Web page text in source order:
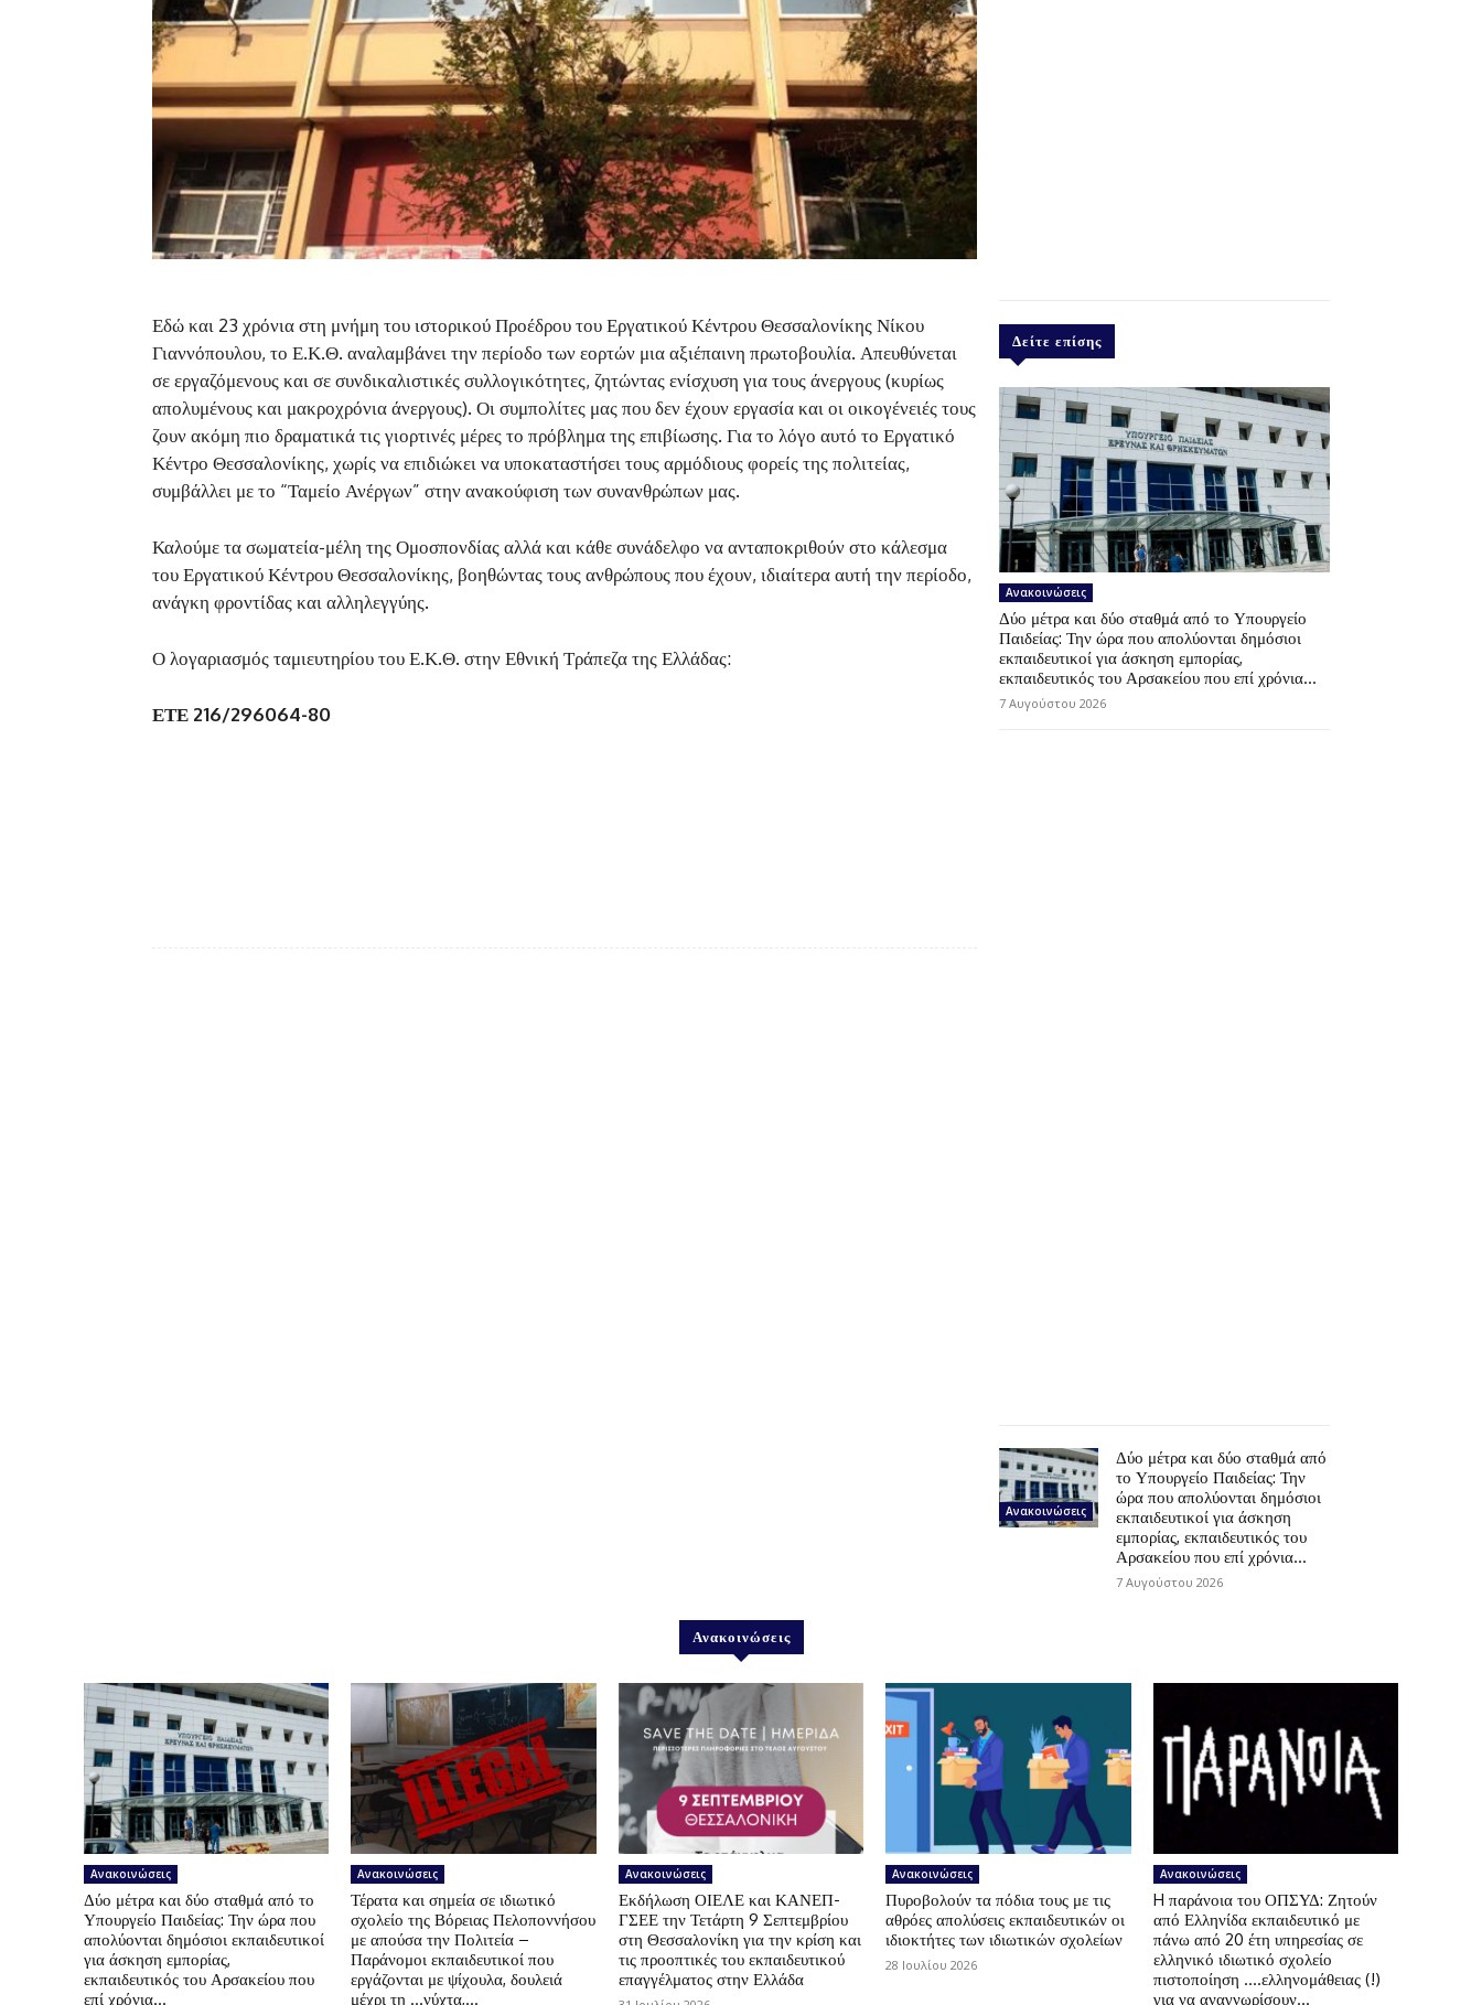
Εδώ και 23 χρόνια στη μνήμη του ιστορικού Προέδρου του Εργατικού Κέντρου Θεσσαλονίκης Νίκου
Γιαννόπουλου, το Ε.Κ.Θ. αναλαμβάνει την περίοδο των εορτών μια αξιέπαινη πρωτοβουλία. Απευθύνεται
σε εργαζόμενους και σε συνδικαλιστικές συλλογικότητες, ζητώντας ενίσχυση για τους άνεργους (κυρίως
απολυμένους και μακροχρόνια άνεργους). Οι συμπολίτες μας που δεν έχουν εργασία και οι οικογένειές τους
ζουν ακόμη πιο δραματικά τις γιορτινές μέρες το πρόβλημα της επιβίωσης. Για το λόγο αυτό το Εργατικό
Κέντρο Θεσσαλονίκης, χωρίς να επιδιώκει να υποκαταστήσει τους αρμόδιους φορείς της πολιτείας,
συμβάλλει με το “Ταμείο Ανέργων” στην ανακούφιση των συνανθρώπων μας.
Καλούμε τα σωματεία-μέλη της Ομοσπονδίας αλλά και κάθε συνάδελφο να ανταποκριθούν στο κάλεσμα
του Εργατικού Κέντρου Θεσσαλονίκης, βοηθώντας τους ανθρώπους που έχουν, ιδιαίτερα αυτή την περίοδο,
ανάγκη φροντίδας και αλληλεγγύης.
Ο λογαριασμός ταμιευτηρίου του Ε.Κ.Θ. στην Εθνική Τράπεζα της Ελλάδας:
ΕΤΕ 216/296064-80
Δείτε επίσης
Ανακοινώσεις
Δύο μέτρα και δύο σταθμά από το Υπουργείο
Παιδείας: Την ώρα που απολύονται δημόσιοι
εκπαιδευτικοί για άσκηση εμπορίας,
εκπαιδευτικός του Αρσακείου που επί χρόνια...
7 Αυγούστου 2026
Ανακοινώσεις
Δύο μέτρα και δύο σταθμά από
το Υπουργείο Παιδείας: Την
ώρα που απολύονται δημόσιοι
εκπαιδευτικοί για άσκηση
εμπορίας, εκπαιδευτικός του
Αρσακείου που επί χρόνια...
7 Αυγούστου 2026
Ανακοινώσεις
Ανακοινώσεις
Δύο μέτρα και δύο σταθμά από το
Υπουργείο Παιδείας: Την ώρα που
απολύονται δημόσιοι εκπαιδευτικοί
για άσκηση εμπορίας,
εκπαιδευτικός του Αρσακείου που
επί χρόνια...
Ανακοινώσεις
Τέρατα και σημεία σε ιδιωτικό
σχολείο της Βόρειας Πελοποννήσου
με απούσα την Πολιτεία –
Παράνομοι εκπαιδευτικοί που
εργάζονται με ψίχουλα, δουλειά
μέχρι τη …νύχτα,...
Ανακοινώσεις
Εκδήλωση ΟΙΕΛΕ και ΚΑΝΕΠ-
ΓΣΕΕ την Τετάρτη 9 Σεπτεμβρίου
στη Θεσσαλονίκη για την κρίση και
τις προοπτικές του εκπαιδευτικού
επαγγέλματος στην Ελλάδα
Ανακοινώσεις
Πυροβολούν τα πόδια τους με τις
αθρόες απολύσεις εκπαιδευτικών οι
ιδιοκτήτες των ιδιωτικών σχολείων
28 Ιουλίου 2026
Ανακοινώσεις
H παράνοια του ΟΠΣΥΔ: Ζητούν
από Ελληνίδα εκπαιδευτικό με
πάνω από 20 έτη υπηρεσίας σε
ελληνικό ιδιωτικό σχολείο
πιστοποίηση ….ελληνομάθειας (!)
για να αναγνωρίσουν...